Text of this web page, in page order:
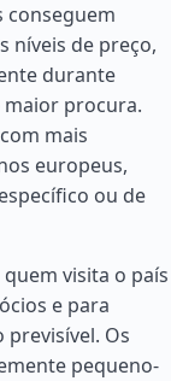
conseguem
níveis de preço,
durante
procura.
mais
europeus,
ou de
visita o país
e para
Os
pequeno-